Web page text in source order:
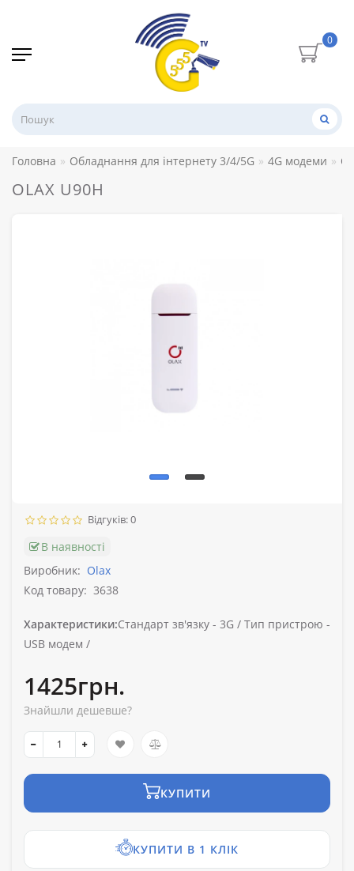
0
Головна Обладнання для інтернету 3/4/5G 4G модеми
OLAX U90H
Відгуків: 0
В наявності
Виробник: Olax
Код товару: 3638
Характеристики:Стандарт зв'язку - 3G / Тип пристрою -
USB модем /
1425грн.
Знайшли дешевше?
КУПИТИ
КУПИТИ В 1 КЛІК